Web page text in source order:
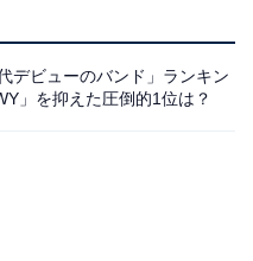
デビューのバンド」ランキン
」を抑えた圧倒的1位は？